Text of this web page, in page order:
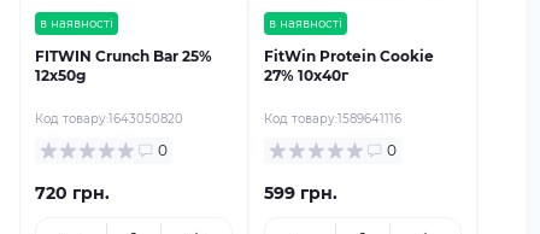
в наявності
FITWIN Crunch Bar 25%
12x50g
Код товару:1643050820
0
720 грн.
в наявності
FitWin Protein Cookie
27% 10x40г
Код товару:1589641116
0
599 грн.